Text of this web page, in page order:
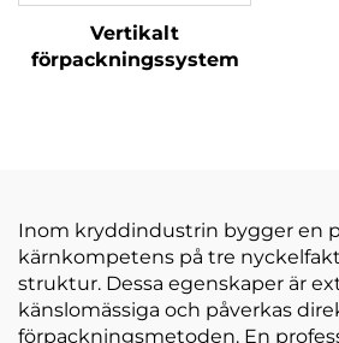
Vertikalt
förpackningssystem
Inom kryddindustrin bygger en
kärnkompetens på tre
struktur. Dessa egenskaper är
känslomässiga och påverkas
förpackningsmetoden. En